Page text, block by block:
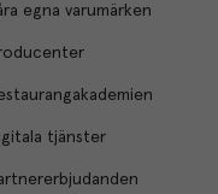
egna varumärken
tjänster